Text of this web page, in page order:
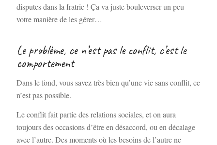
disputes dans la fratrie ! Ça va juste bouleverser un peu
votre manière de les gérer…
Le problème, ce n’est pas le conflit, c’est le
comportement
Dans le fond, vous savez très bien qu’une vie sans conflit, ce
n’est pas possible.
Le conflit fait partie des relations sociales, et on aura
toujours des occasions d’être en désaccord, ou en décalage
avec l’autre. Des moments où les besoins de l’autre ne